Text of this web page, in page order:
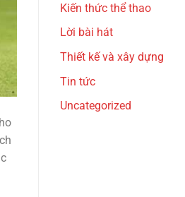
Kiến thức thể thao
Lời bài hát
Thiết kế và xây dựng
Tin tức
Uncategorized